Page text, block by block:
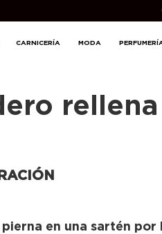
CARNICERÍA MODA
pierna en una sartén